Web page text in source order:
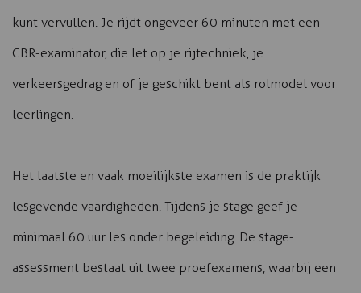
kunt vervullen. Je rijdt ongeveer 60 minuten met een
CBR-examinator, die let op je rijtechniek, je
verkeersgedrag en of je geschikt bent als rolmodel voor
leerlingen.
Het laatste en vaak moeilijkste examen is de praktijk
lesgevende vaardigheden. Tijdens je stage geef je
minimaal 60 uur les onder begeleiding. De stage-
assessment bestaat uit twee proefexamens, waarbij een